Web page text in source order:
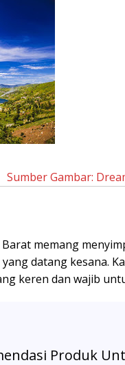
Sumber Gambar:
memang
datang kesana.
keren dan wajib
Produk